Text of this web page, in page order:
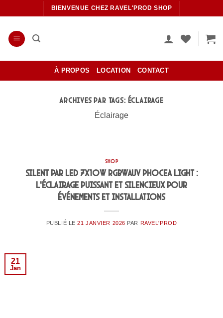
au
contenu
BIENVENUE CHEZ RAVEL'PROD SHOP
À PROPOS LOCATION CONTACT
ARCHIVES PAR TAGS: ÉCLAIRAGE
Éclairage
SHOP
Silent PAR LED 7x10W RGBWAUV Phocea Light :
l’éclairage puissant et silencieux pour
événements et installations
PUBLIÉ LE21 JANVIER 2026 PAR RAVEL'PROD
21
Jan